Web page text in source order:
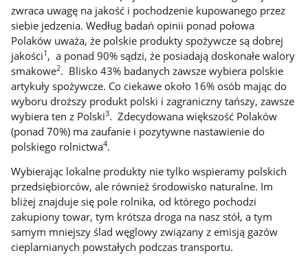
zwraca uwagę na jakość i pochodzenie kupowanego przez
siebie jedzenia. Według badań opinii ponad połowa
Polaków uważa, że polskie produkty spożywcze są dobrej
jakości1 , a ponad 90% sądzi, że posiadają doskonałe walory
smakowe2. Blisko 43% badanych zawsze wybiera polskie
artykuły spożywcze. Co ciekawe około 16% osób mając do
wyboru droższy produkt polski i zagraniczny tańszy, zawsze
wybiera ten z Polski3. Zdecydowana większość Polaków
(ponad 70%) ma zaufanie i pozytywne nastawienie do
polskiego rolnictwa4.
Wybierając lokalne produkty nie tylko wspieramy polskich
przedsiębiorców, ale również środowisko naturalne. Im
bliżej znajduje się pole rolnika, od którego pochodzi
zakupiony towar, tym krótsza droga na nasz stół, a tym
samym mniejszy ślad węglowy związany z emisją gazów
cieplarnianych powstałych podczas transportu.